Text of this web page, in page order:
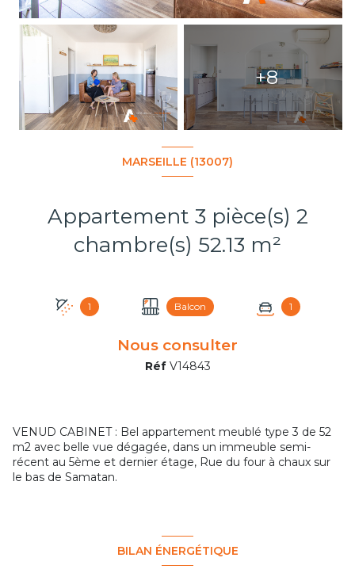
+8
MARSEILLE (13007)
Appartement 3 pièce(s) 2
chambre(s) 52.13 m²
1 Balcon 1
Nous consulter
Réf V14843
VENUD CABINET : Bel appartement meublé type 3 de 52
m2 avec belle vue dégagée, dans un immeuble semi-
récent au 5ème et dernier étage, Rue du four à chaux sur
le bas de Samatan.
BILAN ÉNERGÉTIQUE